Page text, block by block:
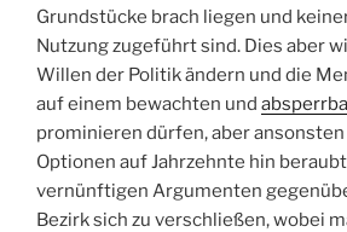
Grundstücke brach liegen und
Nutzung zugeführt sind. Dies aber
Willen der Politik ändern und die
auf einem bewachten und
prominieren dürfen, aber ansonsten
Optionen auf Jahrzehnte hin
vernünftigen Argumenten
Bezirk sich zu verschließen, wobei